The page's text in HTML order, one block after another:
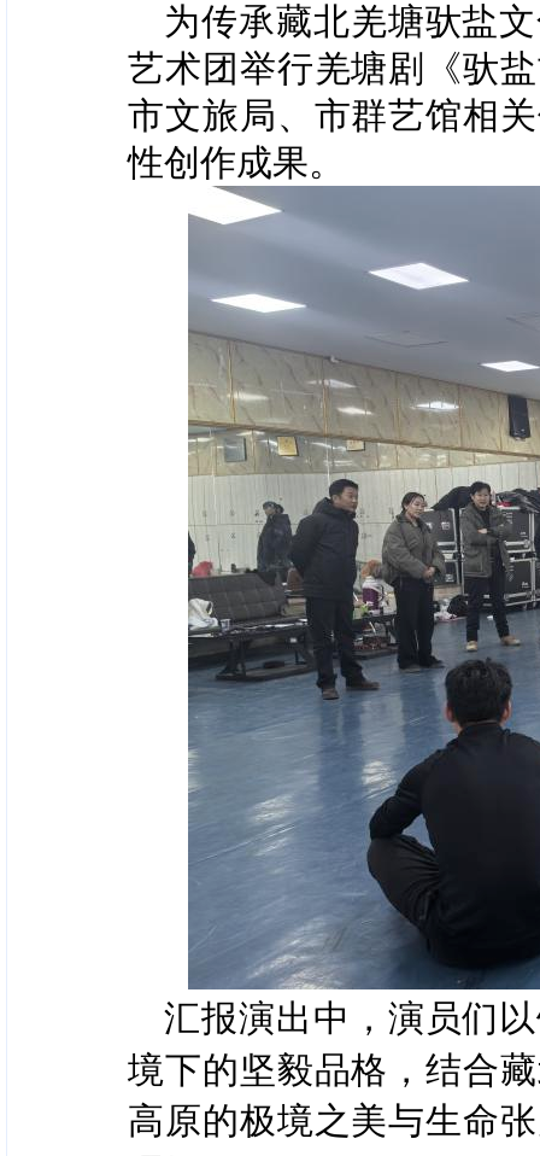
为传承藏北羌塘驮盐
艺术团举行羌塘剧《驮
市文旅局、市群艺馆相
性创作成果。
汇报演出中，演员们
境下的坚毅品格，结合
高原的极境之美与生命